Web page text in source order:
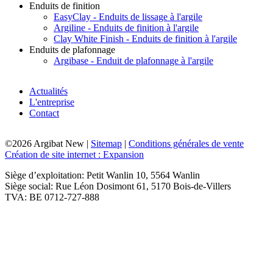
Enduits de finition
EasyClay - Enduits de lissage à l'argile
Argiline - Enduits de finition à l'argile
Clay White Finish - Enduits de finition à l'argile
Enduits de plafonnage
Argibase - Enduit de plafonnage à l'argile
Actualités
L'entreprise
Contact
©2026 Argibat New | Sitemap | Conditions générales de vente
Création de site internet : Expansion
Siège d’exploitation: Petit Wanlin 10, 5564 Wanlin
Siège social: Rue Léon Dosimont 61, 5170 Bois-de-Villers
TVA: BE 0712-727-888